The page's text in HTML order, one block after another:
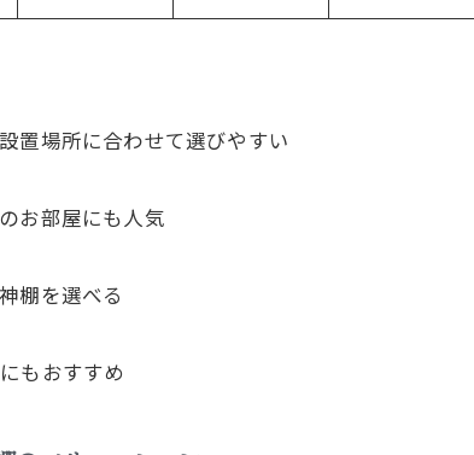
置場所に合わせて選びやすい
お部屋にも人気
棚を選べる
もおすすめ